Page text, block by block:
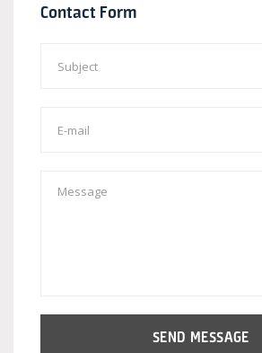
Contact Form
SEND MESSAGE